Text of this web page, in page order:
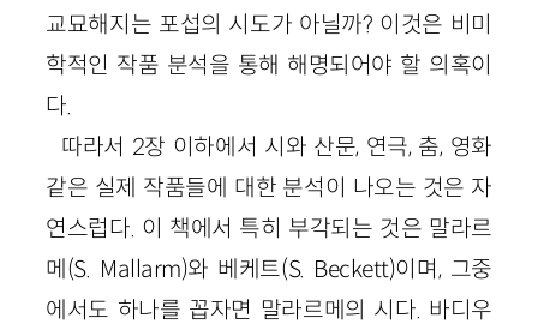
교묘해지는 포섭의 시도가 아닐까? 이것은 비미
학적인 작품 분석을 통해 해명되어야 할 의혹이
다.
따라서 2장 이하에서 시와 산문, 연극, 춤, 영화
같은 실제 작품들에 대한 분석이 나오는 것은 자
연스럽다. 이 책에서 특히 부각되는 것은 말라르
메(S. Mallarm)와 베케트(S. Beckett)이며, 그중
에서도 하나를 꼽자면 말라르메의 시다. 바디우